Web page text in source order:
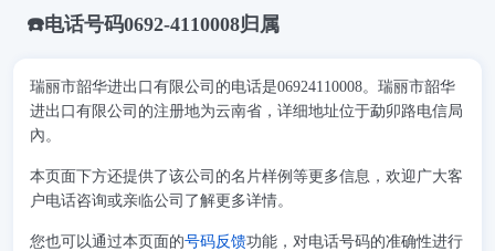
☎️电话号码0692-4110008归属
瑞丽市韶华进出口有限公司的电话是06924110008。瑞丽市韶华
进出口有限公司的注册地为云南省，详细地址位于勐卯路电信局
內。
本页面下方还提供了该公司的名片样例等更多信息，欢迎广大客
户电话咨询或亲临公司了解更多详情。
您也可以通过本页面的号码反馈功能，对电话号码的准确性进行